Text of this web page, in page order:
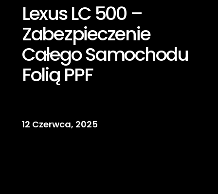
Lexus LC 500 –
Zabezpieczenie
Całego Samochodu
Folią PPF
12 Czerwca, 2025